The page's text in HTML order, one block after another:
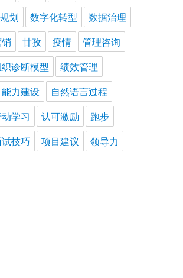
划
数字化转型
数据治理
甘孜 疫情
管理咨询
诊断模型
绩效管理
能力建设
自然语言过程
学习 认可激励
跑步
技巧 项目建议 领导力